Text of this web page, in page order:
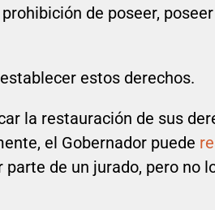
de poseer,
estos derechos.
la restauración de sus
el Gobernador puede
de un jurado, pero no